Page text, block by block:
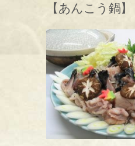
【あんこう鍋】